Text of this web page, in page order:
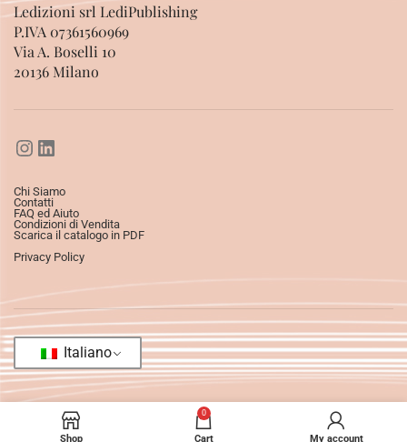
Ledizioni srl LediPublishing
P.IVA 07361560969
Via A. Boselli 10
20136 Milano
Chi Siamo
Contatti
FAQ ed Aiuto
Condizioni di Vendita
Scarica il catalogo in PDF
Privacy Policy
Italiano
Shop
0
Cart My account